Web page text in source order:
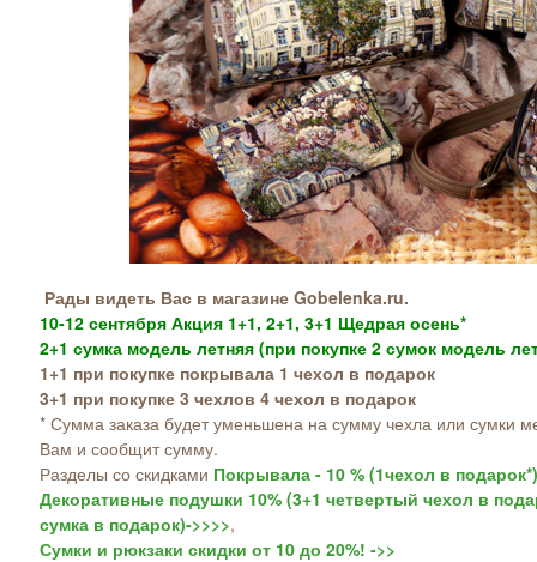
Рады видеть Вас в магазине Gobelenka.ru.
10-12 сентября Акция 1+1, 2+1, 3+1 Щедрая осень*
2+1 сумка модель летняя (при покупке 2 сумок модель
1+1 при покупке покрывала 1 чехол в подарок
3+1 при покупке 3 чехлов 4 чехол в подарок
* Сумма заказа будет уменьшена на сумму чехла или сумки
Вам и сообщит сумму.
Разделы со скидками Покрывала - 10 % (1чехол в
Декоративные подушки 10% (3+1 четвертый чехол в
сумка в подарок)->>>>,
Сумки и рюкзаки скидки от 10 до 20%! ->>